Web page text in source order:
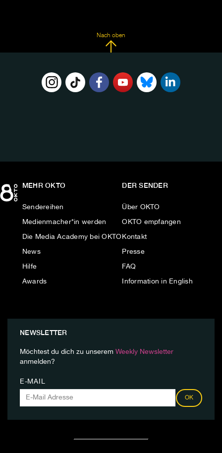
Nach oben
MEHR OKTO
Sendereihen
Medienmacher*in werden
Die Media Academy bei OKTO
News
Hilfe
Awards
DER SENDER
Über OKTO
OKTO empfangen
Kontakt
Presse
FAQ
Information in English
NEWSLETTER
Möchtest du dich zu unserem Weekly Newsletter
anmelden?
E-MAIL
OK